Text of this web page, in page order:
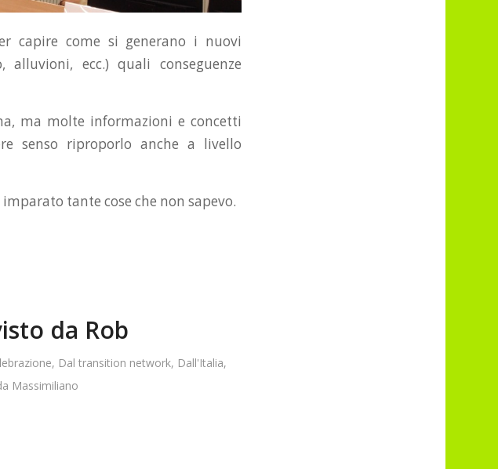
capire come si generano i nuovi
ecc.) quali conseguenze
ma molte informazioni e concetti
senso riproporlo anche a livello
tante cose che non sapevo.
da Rob
, Dal transition network, Dall'Italia,
Massimiliano